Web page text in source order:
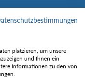
platzieren, um unsere
und Ihnen ein
Informationen zu den von